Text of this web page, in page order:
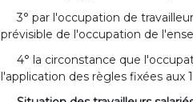
3° par l'occupation de
prévisible de l'occupation de
4° la circonstance que
l'application des règles fixées aux